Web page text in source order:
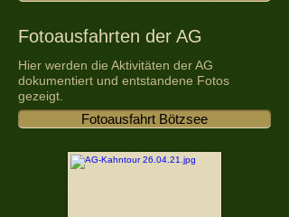
Fotoausfahrten der AG
Hier werden die Aktivitäten der AG
dokumentiert und entstandene Fotos
gezeigt.
Fotoausfahrt Bötzsee